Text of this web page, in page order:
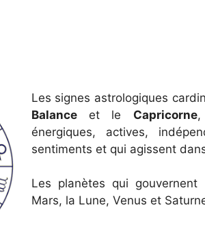
Les signes astrologiques
Balanceet le Capricorne,
énergiques, actives,
sentiments et qui agissent
Les planètes qui
Mars, la Lune, Venus et